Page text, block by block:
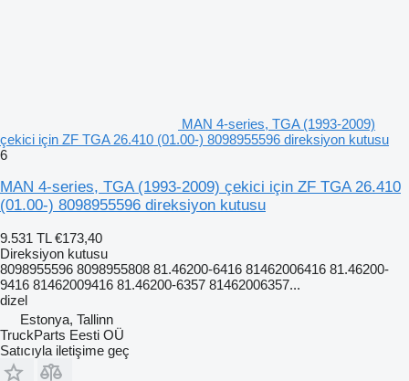
MAN 4-series, TGA (1993-2009)
çekici için ZF TGA 26.410 (01.00-) 8098955596 direksiyon kutusu
6
MAN 4-series, TGA (1993-2009) çekici için ZF TGA 26.410
(01.00-) 8098955596 direksiyon kutusu
9.531 TL €173,40
Direksiyon kutusu
8098955596 8098955808 81.46200-6416 81462006416 81.46200-
9416 81462009416 81.46200-6357 81462006357...
dizel
Estonya, Tallinn
TruckParts Eesti OÜ
Satıcıyla iletişime geç